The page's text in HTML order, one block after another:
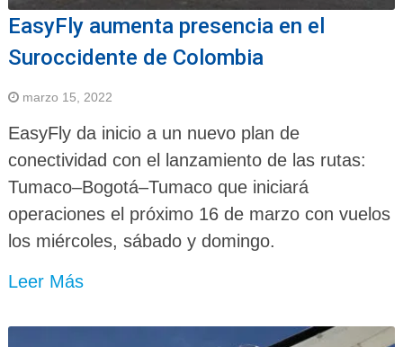
EasyFly aumenta presencia en el
Suroccidente de Colombia
marzo 15, 2022
EasyFly da inicio a un nuevo plan de
conectividad con el lanzamiento de las rutas:
Tumaco–Bogotá–Tumaco que iniciará
operaciones el próximo 16 de marzo con vuelos
los miércoles, sábado y domingo.
Leer Más